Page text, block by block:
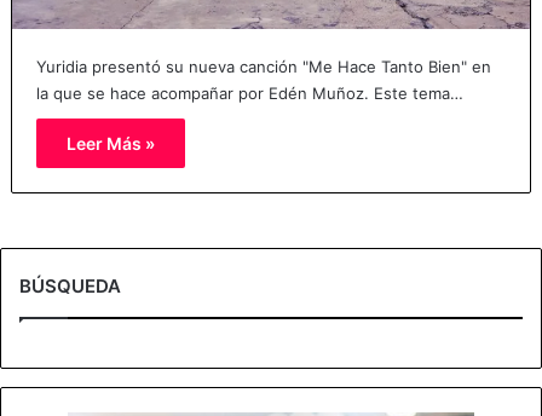
Yuridia presentó su nueva canción "Me Hace Tanto Bien" en
la que se hace acompañar por Edén Muñoz. Este tema…
Leer Más »
BÚSQUEDA